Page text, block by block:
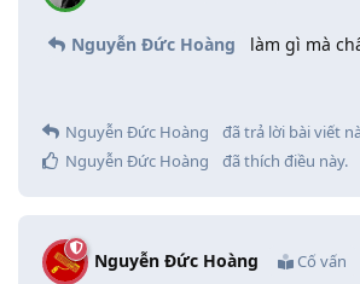
Nguyễn Đức Hoàng làm gì mà
Nguyễn Đức Hoàng
đã trả lời bài viết
Nguyễn Đức Hoàng
đã thích điều này.
Nguyễn Đức Hoàng Cố vấn